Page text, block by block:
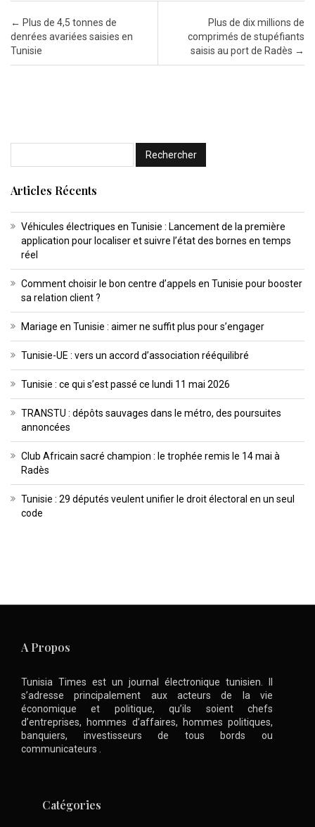
Post navigation
← Plus de 4,5 tonnes de
denrées avariées saisies en
Tunisie
Plus de dix millions de
comprimés de stupéfiants
saisis au port de Radès →
Articles Récents
Véhicules électriques en Tunisie : Lancement de la première
application pour localiser et suivre l’état des bornes en temps
réel
Comment choisir le bon centre d’appels en Tunisie pour booster
sa relation client ?
Mariage en Tunisie : aimer ne suffit plus pour s’engager
Tunisie-UE : vers un accord d’association rééquilibré
Tunisie : ce qui s’est passé ce lundi 11 mai 2026
TRANSTU : dépôts sauvages dans le métro, des poursuites
annoncées
Club Africain sacré champion : le trophée remis le 14 mai à
Radès
Tunisie : 29 députés veulent unifier le droit électoral en un seul
code
A Propos
Tunisia Times est un journal électronique tunisien. Il
s’adresse principalement aux acteurs de la vie
économique et politique, qu’ils soient chefs
d’entreprises, hommes d’affaires, hommes politiques,
banquiers, investisseurs de tous bords ou
communicateurs .
Catégories